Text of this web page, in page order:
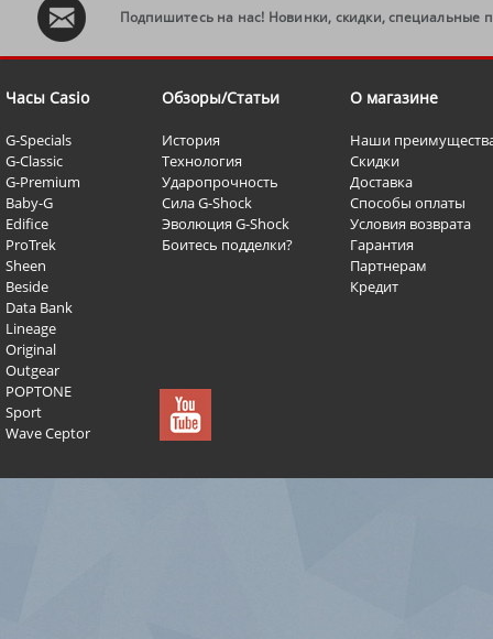
Подпишитесь на нас! Новинки, скидки, специальные
Часы Casio
G-Specials
G-Classic
G-Premium
Baby-G
Edifice
ProTrek
Sheen
Beside
Data Bank
Lineage
Original
Outgear
POPTONE
Sport
Wave Ceptor
Обзоры/Статьи
История
Технология
Ударопрочность
Сила G-Shock
Эволюция G-Shock
Боитесь подделки?
О магазине
Наши
Скидки
Доставка
Способы оплаты
Условия возврата
Гарантия
Партнерам
Кредит